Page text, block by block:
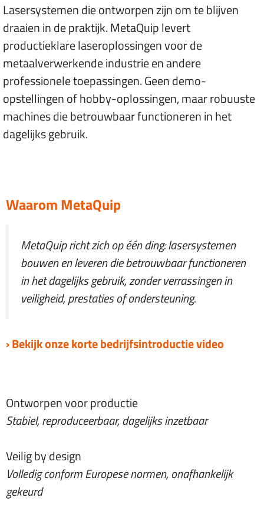
Lasersystemen die ontworpen zijn om te blijven
draaien in de praktijk. MetaQuip levert
productieklare laseroplossingen voor de
metaalverwerkende industrie en andere
professionele toepassingen. Geen demo-
opstellingen of hobby-oplossingen, maar robuuste
machines die betrouwbaar functioneren in het
dagelijks gebruik.
Waarom MetaQuip
MetaQuip richt zich op één ding: lasersystemen
bouwen en leveren die betrouwbaar functioneren
in het dagelijks gebruik, zonder verrassingen in
veiligheid, prestaties of ondersteuning.
› Bekijk onze korte bedrijfsintroductie video
Ontworpen voor productie
Stabiel, reproduceerbaar, dagelijks inzetbaar
Veilig by design
Volledig conform Europese normen, onafhankelijk
gekeurd